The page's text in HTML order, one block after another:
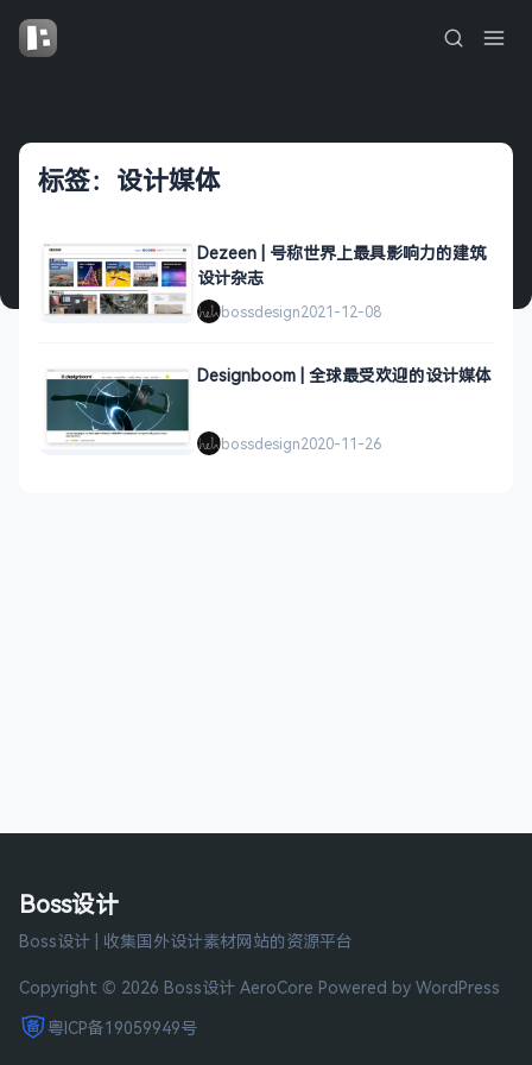
标签：设计媒体
Dezeen | 号称世界上最具影响力的建筑
设计杂志
bossdesign2021-12-08
Designboom | 全球最受欢迎的设计媒体
bossdesign2020-11-26
Boss设计
Boss设计 | 收集国外设计素材网站的资源平台
Copyright © 2026 Boss设计 AeroCore Powered by WordPress
粤ICP备19059949号